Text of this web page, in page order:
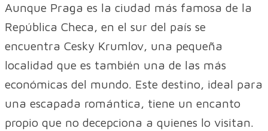
Aunque Praga es la ciudad más famosa de la
República Checa, en el sur del país se
encuentra Cesky Krumlov, una pequeña
localidad que es también una de las más
económicas del mundo. Este destino, ideal para
una escapada romántica, tiene un encanto
propio que no decepciona a quienes lo visitan.